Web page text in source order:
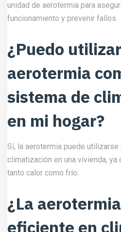
unidad de aerotermia para
funcionamiento y prevenir fallos.
¿Puedo
aerotermia
sistema de
en mi hogar?
Sí, la aerotermia puede
climatización en una vivienda, ya
tanto calor como frío.
¿La
eficiente en